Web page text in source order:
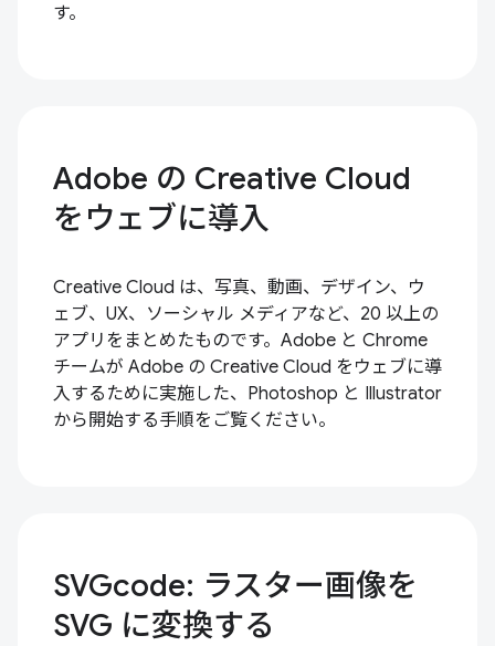
す。
Adobe の Creative Cloud
をウェブに導入
Creative Cloud は、写真、動画、デザイン、ウ
ェブ、UX、ソーシャル メディアなど、20 以上の
アプリをまとめたものです。Adobe と Chrome
チームが Adobe の Creative Cloud をウェブに導
入するために実施した、Photoshop と Illustrator
から開始する手順をご覧ください。
SVGcode: ラスター画像を
SVG に変換する